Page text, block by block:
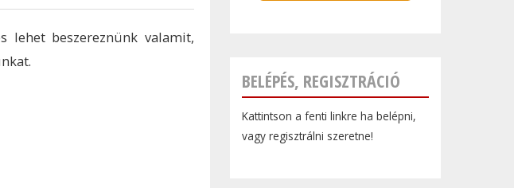
lehet beszereznünk valamit,
BELÉPÉS, REGISZTRÁCIÓ
Kattintson a fenti linkre ha belépni,
vagy regisztrálni szeretne!